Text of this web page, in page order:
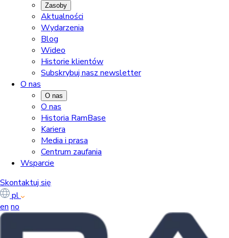
Zasoby
Aktualności
Wydarzenia
Blog
Wideo
Historie klientów
Subskrybuj nasz newsletter
O nas
O nas
O nas
Historia RamBase
Kariera
Media i prasa
Centrum zaufania
Wsparcie
Skontaktuj się
pl
en no